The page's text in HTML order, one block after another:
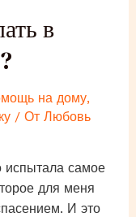
в
на дому,
/ От Любовь
испытала самое
для меня
И это